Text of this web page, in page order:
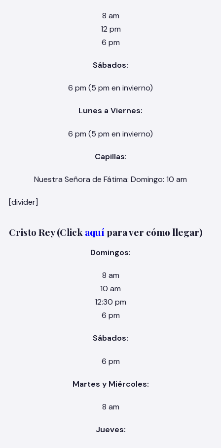
8 am
12 pm
6 pm
Sábados:
6 pm (5 pm en invierno)
Lunes a Viernes:
6 pm (5 pm en invierno)
Capillas:
Nuestra Señora de Fátima: Domingo: 10 am
[divider]
Cristo Rey (Click aquí para ver cómo llegar)
Domingos:
8 am
10 am
12:30 pm
6 pm
Sábados:
6 pm
Martes y Miércoles:
8 am
Jueves: